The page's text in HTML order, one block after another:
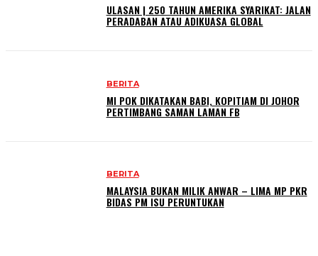
ULASAN | 250 TAHUN AMERIKA SYARIKAT: JALAN
PERADABAN ATAU ADIKUASA GLOBAL
BERITA
MI POK DIKATAKAN BABI, KOPITIAM DI JOHOR
PERTIMBANG SAMAN LAMAN FB
BERITA
MALAYSIA BUKAN MILIK ANWAR – LIMA MP PKR
BIDAS PM ISU PERUNTUKAN